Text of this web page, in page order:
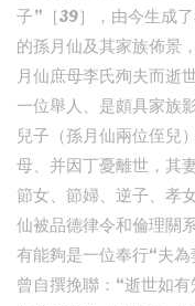
子”［39］，由今生成
的孫月仙及其家族佈景
月仙庶母李氏殉夫而逝
一位舉人、是頗具家族
兒子（孫月仙兩位侄兒
母、并因丁憂離世，其
節女、節婦、逆子、孝
仙被品德律令和倫理關
有能夠是一位奉行“夫
曾自撰挽聯：“逝世如